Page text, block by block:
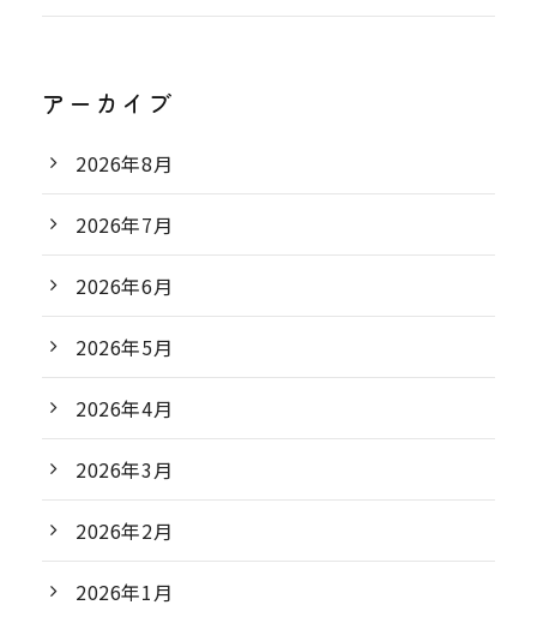
アーカイブ
2026年8月
2026年7月
2026年6月
2026年5月
2026年4月
2026年3月
2026年2月
2026年1月